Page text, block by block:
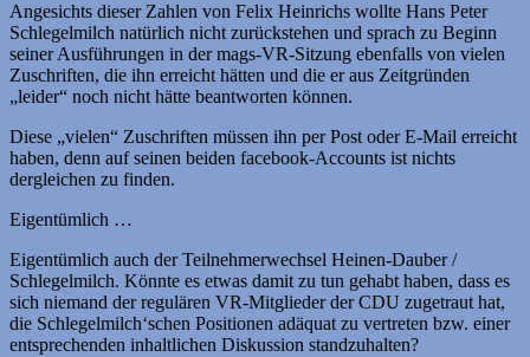
Angesichts dieser Zahlen von Felix Heinrichs wollte Hans Peter
Schlegelmilch natürlich nicht zurückstehen und sprach zu Beginn
seiner Ausführungen in der mags-VR-Sitzung ebenfalls von vielen
Zuschriften, die ihn erreicht hätten und die er aus Zeitgründen
„leider“ noch nicht hätte beantworten können.
Diese „vielen“ Zuschriften müssen ihn per Post oder E-Mail erreicht
haben, denn auf seinen beiden facebook-Accounts ist nichts
dergleichen zu finden.
Eigentümlich …
Eigentümlich auch der Teilnehmerwechsel Heinen-Dauber /
Schlegelmilch. Könnte es etwas damit zu tun gehabt haben, dass es
sich niemand der regulären VR-Mitglieder der CDU zugetraut hat,
die Schlegelmilch‘schen Positionen adäquat zu vertreten bzw. einer
entsprechenden inhaltlichen Diskussion standzuhalten?